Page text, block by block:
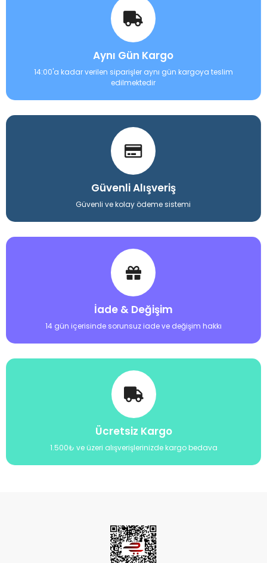
Aynı Gün Kargo
14:00'a kadar verilen siparişler aynı gün kargoya teslim
edilmektedir
Güvenli Alışveriş
Güvenli ve kolay ödeme sistemi
İade & Değişim
14 gün içerisinde sorunsuz iade ve değişim hakkı
Ücretsiz Kargo
1.500₺ ve üzeri alışverişlerinizde kargo bedava